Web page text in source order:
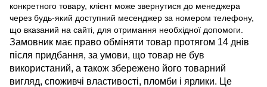
конкретного товару, клієнт може звернутися до менеджера
через будь-який доступний месенджер за номером телефону,
що вказаний на сайті, для отримання необхідної допомоги.
Замовник має право обміняти товар протягом 14 днів
після придбання, за умови, що товар не був
використаний, а також збережено його товарний
вигляд, споживчі властивості, пломби і ярлики. Це